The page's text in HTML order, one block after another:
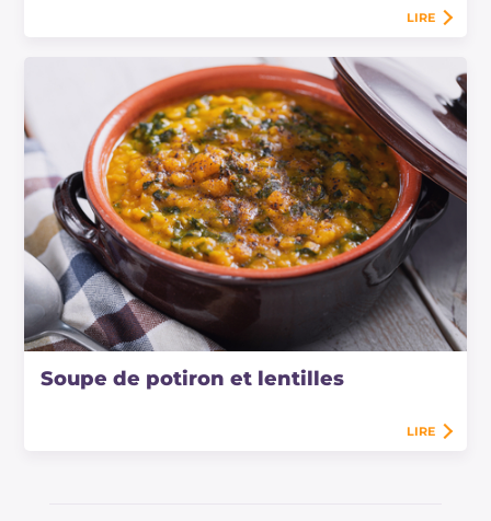
LIRE
Soupe de potiron et lentilles
LIRE